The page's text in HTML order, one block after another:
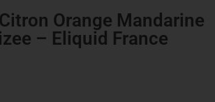
Orange Mandarine
– Eliquid France